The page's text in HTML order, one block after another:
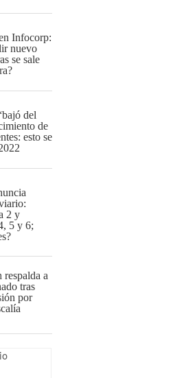
Infocorp:
nuevo
se sale
del
de
esto se
2 y
5 y 6;
a
tras
por